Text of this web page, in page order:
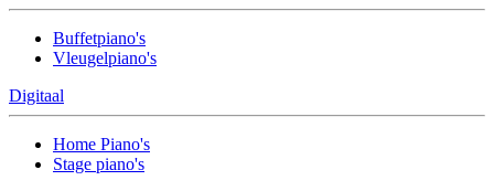
Buffetpiano's
Vleugelpiano's
Digitaal
Home Piano's
Stage piano's